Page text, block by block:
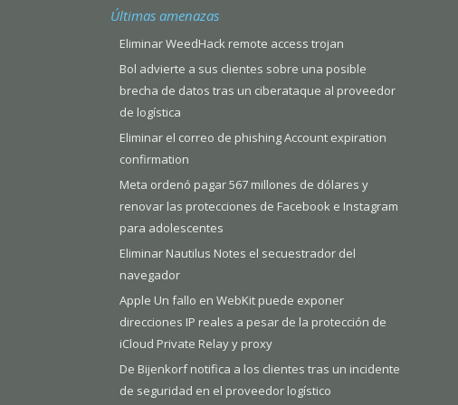
Últimas amenazas
Eliminar WeedHack remote access trojan
Bol advierte a sus clientes sobre una posible
brecha de datos tras un ciberataque al proveedor
de logística
Eliminar el correo de phishing Account expiration
confirmation
Meta ordenó pagar 567 millones de dólares y
renovar las protecciones de Facebook e Instagram
para adolescentes
Eliminar Nautilus Notes el secuestrador del
navegador
Apple Un fallo en WebKit puede exponer
direcciones IP reales a pesar de la protección de
iCloud Private Relay y proxy
De Bijenkorf notifica a los clientes tras un incidente
de seguridad en el proveedor logístico